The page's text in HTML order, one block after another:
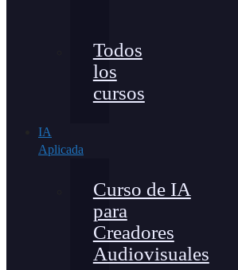
Todos
los
cursos
IA
Aplicada
Curso de IA
para
Creadores
Audiovisuales